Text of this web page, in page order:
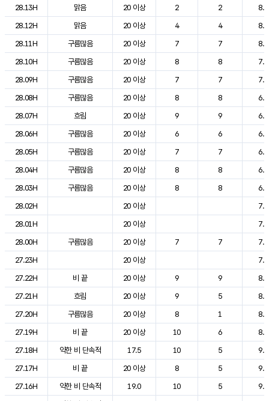
28.13H
맑음 20 이상 2 2
8.5
28.12H
맑음 20 이상 4 4
8.5
28.11H
구름많음 20 이상 7 7
8.0
28.10H
구름많음 20 이상 8 8
7.5
28.09H
구름많음 20 이상 7 7
7.0
28.08H
구름많음 20 이상 8 8
6.9
28.07H
흐림 20 이상 9 9
6.9
28.06H
구름많음 20 이상 6 6
6.6
28.05H
구름많음 20 이상 7 7
6.8
28.04H
구름많음 20 이상 8 8
6.8
28.03H
구름많음 20 이상 8 8
6.9
28.02H
20 이상
7.0
28.01H
20 이상
7.1
28.00H
구름많음 20 이상 7 7
7.2
27.23H
20 이상
7.6
27.22H
비 끝 20 이상 9 9
8.1
27.21H
흐림 20 이상 9 5
8.6
27.20H
구름많음 20 이상 8 1
8.6
27.19H
비 끝 20 이상 10 6
8.9
27.18H
약한 비 단속적 17.5 10 5
9.3
27.17H
비 끝 20 이상 8 5
9.6
27.16H
약한 비 단속적 19.0 10 5
9.8